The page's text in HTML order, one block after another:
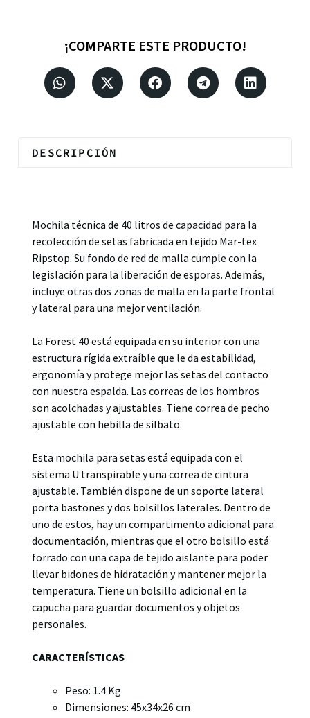
¡COMPARTE ESTE PRODUCTO!
DESCRIPCIÓN
Mochila técnica de 40 litros de capacidad para la
recolección de setas fabricada en tejido Mar-tex
Ripstop. Su fondo de red de malla cumple con la
legislación para la liberación de esporas. Además,
incluye otras dos zonas de malla en la parte frontal
y lateral para una mejor ventilación.
La Forest 40 está equipada en su interior con una
estructura rígida extraíble que le da estabilidad,
ergonomía y protege mejor las setas del contacto
con nuestra espalda. Las correas de los hombros
son acolchadas y ajustables. Tiene correa de pecho
ajustable con hebilla de silbato.
Esta mochila para setas está equipada con el
sistema U transpirable y una correa de cintura
ajustable. También dispone de un soporte lateral
porta bastones y dos bolsillos laterales. Dentro de
uno de estos, hay un compartimento adicional para
documentación, mientras que el otro bolsillo está
forrado con una capa de tejido aislante para poder
llevar bidones de hidratación y mantener mejor la
temperatura. Tiene un bolsillo adicional en la
capucha para guardar documentos y objetos
personales.
CARACTERÍSTICAS
Peso: 1.4 Kg
Dimensiones: 45x34x26 cm